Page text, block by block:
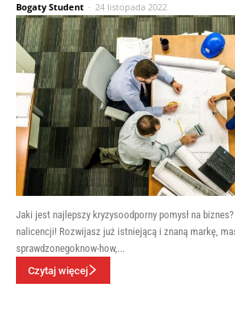
Bogaty Student - 24 listopada 2022
Jaki jest najlepszy kryzysoodporny pomysł na
nalicencji! Rozwijasz już istniejącą i znaną markę,
sprawdzonegoknow-how,...
Czytaj więcej